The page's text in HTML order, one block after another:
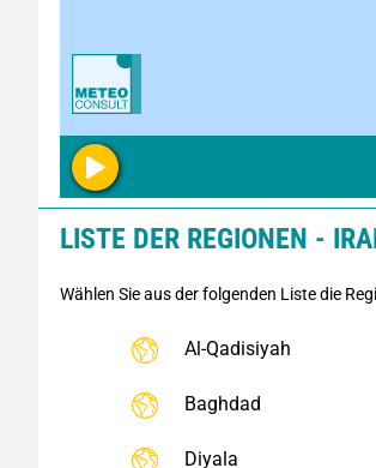
LISTE DER REGIONEN -
Wählen Sie aus der folgenden Liste die
Al-Qadisiyah
Baghdad
Diyala